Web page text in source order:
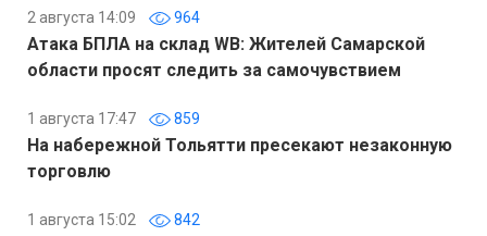
2 августа 14:09 964
Атака БПЛА на склад WB: Жителей Самарской
области просят следить за самочувствием
1 августа 17:47 859
На набережной Тольятти пресекают незаконную
торговлю
1 августа 15:02 842